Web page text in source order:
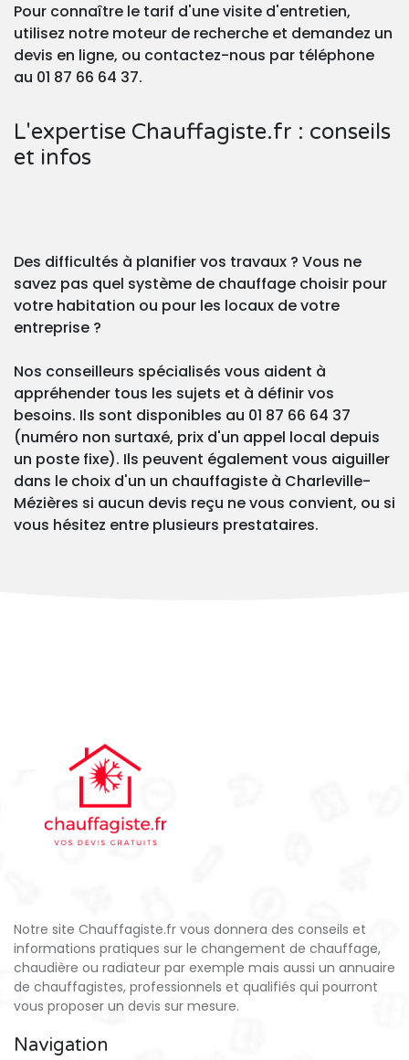
Pour connaître le tarif d'une visite d'entretien,
utilisez notre moteur de recherche et demandez un
devis en ligne, ou contactez-nous par téléphone
au 01 87 66 64 37.
L'expertise Chauffagiste.fr : conseils
et infos
Des difficultés à planifier vos travaux ? Vous ne
savez pas quel système de chauffage choisir pour
votre habitation ou pour les locaux de votre
entreprise ?
Nos conseilleurs spécialisés vous aident à
appréhender tous les sujets et à définir vos
besoins. Ils sont disponibles au 01 87 66 64 37
(numéro non surtaxé, prix d'un appel local depuis
un poste fixe). Ils peuvent également vous aiguiller
dans le choix d'un un chauffagiste à Charleville-
Mézières si aucun devis reçu ne vous convient, ou si
vous hésitez entre plusieurs prestataires.
Notre site Chauffagiste.fr vous donnera des conseils et
informations pratiques sur le changement de chauffage,
chaudière ou radiateur par exemple mais aussi un annuaire
de chauffagistes, professionnels et qualifiés qui pourront
vous proposer un devis sur mesure.
Navigation